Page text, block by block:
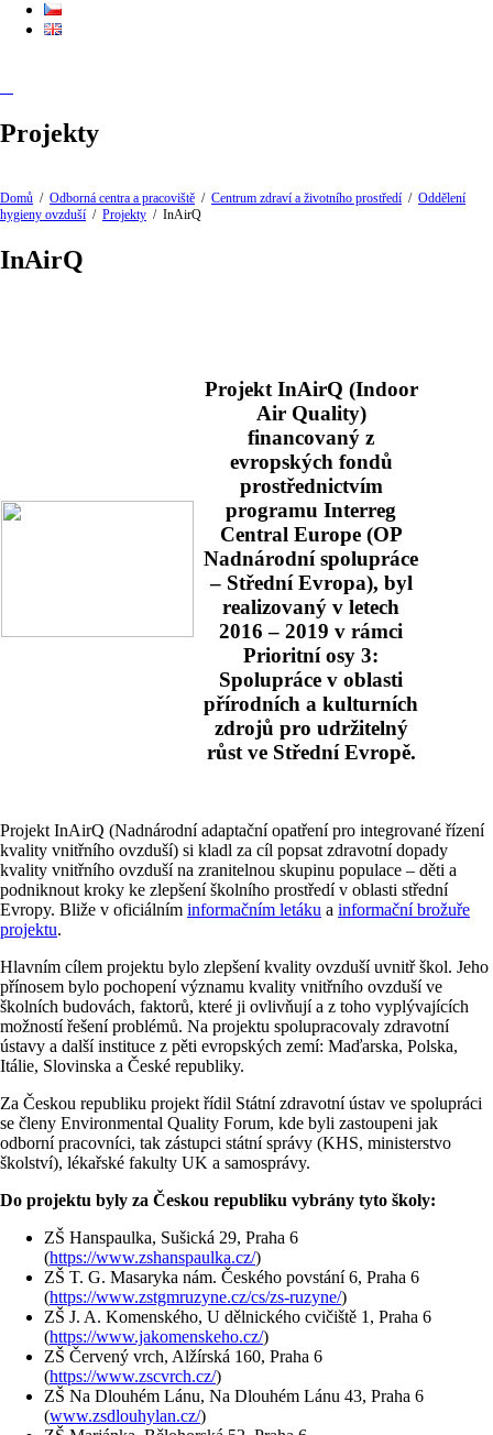
Projekty
Domů / Odborná centra a pracoviště / Centrum zdraví a životního prostředí / Oddělení
hygieny ovzduší / Projekty / InAirQ
InAirQ
Projekt InAirQ (Indoor
Air Quality)
financovaný z
evropských fondů
prostřednictvím
programu Interreg
Central Europe (OP
Nadnárodní spolupráce
– Střední Evropa), byl
realizovaný v letech
2016 – 2019 v rámci
Prioritní osy 3:
Spolupráce v oblasti
přírodních a kulturních
zdrojů pro udržitelný
růst ve Střední Evropě.
Projekt InAirQ (Nadnárodní adaptační opatření pro integrované řízení
kvality vnitřního ovzduší) si kladl za cíl popsat zdravotní dopady
kvality vnitřního ovzduší na zranitelnou skupinu populace – děti a
podniknout kroky ke zlepšení školního prostředí v oblasti střední
Evropy. Bliže v oficiálním informačním letáku a informační brožuře
projektu.
Hlavním cílem projektu bylo zlepšení kvality ovzduší uvnitř škol. Jeho
přínosem bylo pochopení významu kvality vnitřního ovzduší ve
školních budovách, faktorů, které ji ovlivňují a z toho vyplývajících
možností řešení problémů. Na projektu spolupracovaly zdravotní
ústavy a další instituce z pěti evropských zemí: Maďarska, Polska,
Itálie, Slovinska a České republiky.
Za Českou republiku projekt řídil Státní zdravotní ústav ve spolupráci
se členy Environmental Quality Forum, kde byli zastoupeni jak
odborní pracovníci, tak zástupci státní správy (KHS, ministerstvo
školství), lékařské fakulty UK a samosprávy.
Do projektu byly za Českou republiku vybrány tyto školy:
ZŠ Hanspaulka, Sušická 29, Praha 6
(https://www.zshanspaulka.cz/)
ZŠ T. G. Masaryka nám. Českého povstání 6, Praha 6
(https://www.zstgmruzyne.cz/cs/zs-ruzyne/)
ZŠ J. A. Komenského, U dělnického cvičiště 1, Praha 6
(https://www.jakomenskeho.cz/)
ZŠ Červený vrch, Alžírská 160, Praha 6
(https://www.zscvrch.cz/)
ZŠ Na Dlouhém Lánu, Na Dlouhém Lánu 43, Praha 6
(www.zsdlouhylan.cz/)